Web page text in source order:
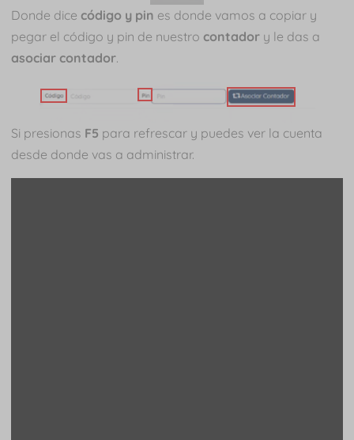
Donde dice código y pin es donde vamos a copiar y
pegar el código y pin de nuestro contador y le das a
asociar contador.
Si presionas F5 para refrescar y puedes ver la cuenta
desde donde vas a administrar.